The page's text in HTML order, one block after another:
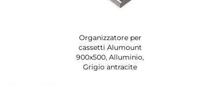
Organizzatore per
cassetti Alumount
900x500, Alluminio,
Grigio antracite